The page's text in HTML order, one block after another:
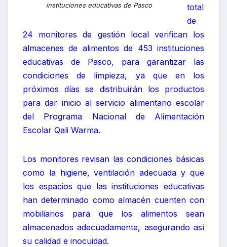
instituciones educativas de Pasco
total
de
24 monitores de gestión local verifican los
almacenes de alimentos de 453 instituciones
educativas de Pasco, para garantizar las
condiciones de limpieza, ya que en los
próximos días se distribuirán los productos
para dar inicio al servicio alimentario escolar
del Programa Nacional de Alimentación
Escolar Qali Warma.
Los monitores revisan las condiciones básicas
como la higiene, ventilación adecuada y que
los espacios que las instituciones educativas
han determinado como almacén cuenten con
mobiliarios para que los alimentos sean
almacenados adecuadamente, asegurando así
su calidad e inocuidad.